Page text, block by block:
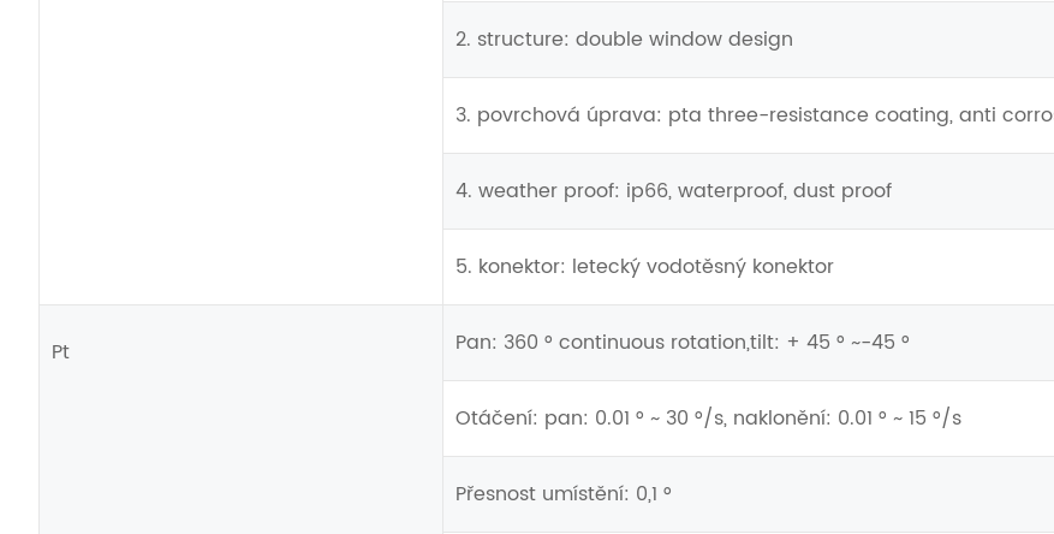
2. structure: double window design
3. povrchová úprava: pta three-resistance coating, anti
4. weather proof: ip66, waterproof, dust proof
5. konektor: letecký vodotěsný konektor
Pt Pan: 360 ° continuous rotation,tilt: + 45 ° ~-45 °
Otáčení: pan: 0.01 ° ~ 30 °/s, naklonění: 0.01 ° ~ 15 °/s
Přesnost umístění: 0,1 °